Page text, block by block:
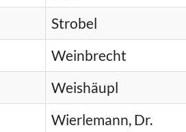
Strobel
Weinbrecht
Weishäupl
Wierlemann, Dr.